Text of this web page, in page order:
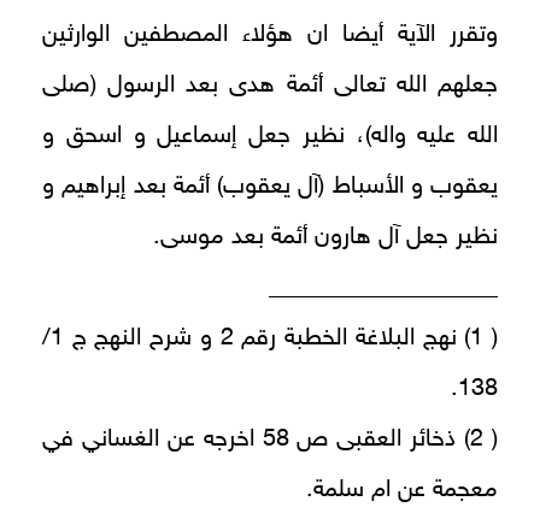
وتقرر الآية أيضا ان هؤلاء المصطفين الوارثين
جعلهم الله تعالى أئمة هدى بعد الرسول (صلى
الله عليه واله)، نظير جعل إسماعيل و اسحق و
يعقوب و الأسباط (آل يعقوب) أئمة بعد إبراهيم و
نظير جعل آل هارون أئمة بعد موسى.
( 1) نهج البلاغة الخطبة رقم 2 و شرح النهج ج 1/
138.
( 2) ذخائر العقبى ص 58 اخرجه عن الغساني في
معجمة عن ام سلمة.